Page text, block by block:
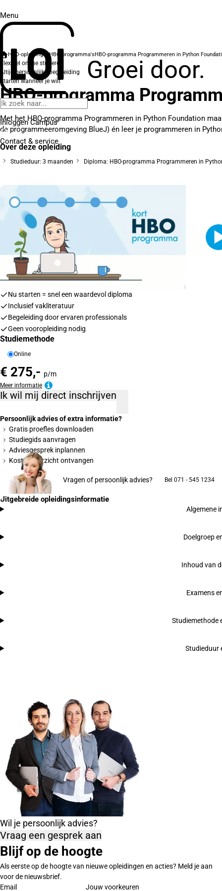
Menu
Groei door.
Inloggen Campus
Contact & service
HBO-opleidingenHBO-programma'sHBO-programma Programmeren in Python
Flexibel online studeren
Altijd persoonlijke begeleiding
Starten wanneer je wilt
HBO-programma
Met het HBO-programma Programmeren in Python Foundation
de programmeeromgeving BlueJ) én leer je programmeren in
Over deze opleiding
Studieduur: 3 maanden Diploma: HBO-programma Programmeren in
Nu starten = snel een waardevol diploma
Inclusief vakliteratuur
Begeleiding door ervaren professionals
Geen vooropleiding nodig
Studiemethode
Online
€ 275,- p/m
Meer informatie
Ik wil mij direct inschrijven
Persoonlijk advies of extra informatie?
Gratis proefles downloaden
Studiegids aanvragen
Adviesgesprek inplannen
Kostenoverzicht ontvangen
Vragen of persoonlijk advies? Bel 071 - 545 1234
Uitgebreide opleidingsinformatie
Algemene
Doelgroep
Inhoud van
Examens
Studiemethode
Studieduur
Wil je persoonlijk advies?
Vraag een gesprek aan
Blijf op de hoogte
Als eerste op de hoogte van nieuwe opleidingen en acties? Meld je aan
voor de nieuwsbrief.
Email
Jouw voorkeuren